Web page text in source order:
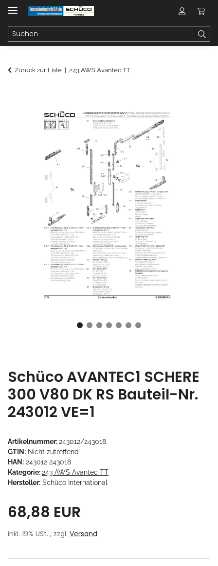
Zurück zur Liste 243 AWS Avantec TT
Schüco AVANTEC1 SCHERE
300 V80 DK RS Bauteil-Nr.
243012 VE=1
Artikelnummer:243012/243018.
GTIN: Nicht zutreffend
HAN: 243012 243018
Kategorie:243 AWS Avantec TT
Hersteller: Schüco International
68,88 EUR
inkl. 19% USt. , zzgl. Versand